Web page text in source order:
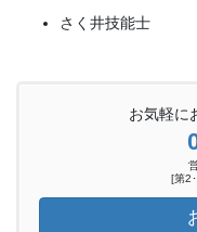
さく井技能士
お気軽に
[第2